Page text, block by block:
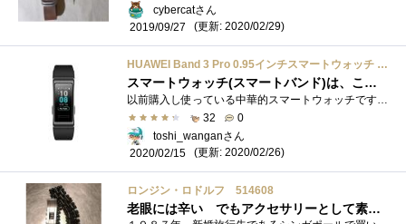
cybercatさん
2019/09/27
(更新: 2020/02/29)
HUAWEI Band 3 Pro 0.95インチスマートウォッチ ブラックGPS内蔵 5気圧耐水 iOS/Android対応 Band 3 Pro/Black 【日本正規代理店品】
スマートウォッチ(スマートバンド)は、こうあるべきという、見本的端末
以前購入し使っている中華的スマートウォッチですが、歩数管理には役立っているのですが、正直言って、それだけです(^^; 心拍数はカロリー消�...
32
0
toshi_wanganさん
2020/02/15
(更新: 2020/02/26)
ロンジン・ロドルフ 514608
老眼には辛い でもアクセサリーとして素晴らしい